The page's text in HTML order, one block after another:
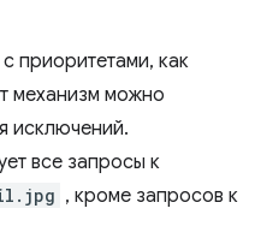
приоритетами, как
механизм можно
исключений.
все запросы к
, кроме запросов к